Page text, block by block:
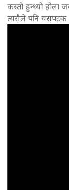
कस्तो हुन्थ्यो होला
त्यसैले पनि यसपटक